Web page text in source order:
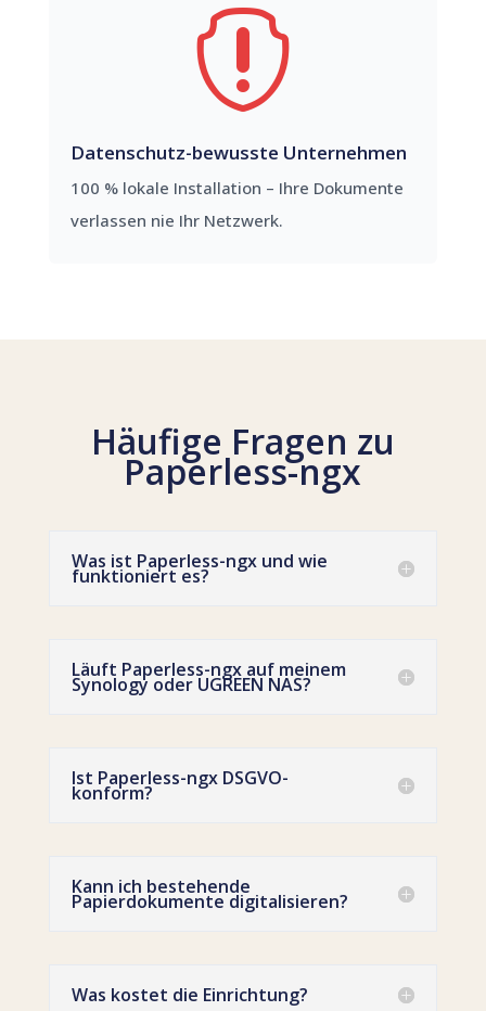

Datenschutz-bewusste Unternehmen
100 % lokale Installation – Ihre Dokumente
verlassen nie Ihr Netzwerk.
Häufige Fragen zu
Paperless-ngx
Was ist Paperless-ngx und wie
funktioniert es?
Läuft Paperless-ngx auf meinem
Synology oder UGREEN NAS?
Ist Paperless-ngx DSGVO-
konform?
Kann ich bestehende
Papierdokumente digitalisieren?
Was kostet die Einrichtung?